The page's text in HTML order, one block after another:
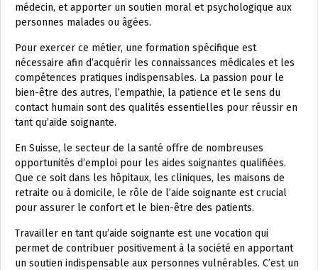
médecin, et apporter un soutien moral et psychologique aux
personnes malades ou âgées.
Pour exercer ce métier, une formation spécifique est
nécessaire afin d’acquérir les connaissances médicales et les
compétences pratiques indispensables. La passion pour le
bien-être des autres, l’empathie, la patience et le sens du
contact humain sont des qualités essentielles pour réussir en
tant qu’aide soignante.
En Suisse, le secteur de la santé offre de nombreuses
opportunités d’emploi pour les aides soignantes qualifiées.
Que ce soit dans les hôpitaux, les cliniques, les maisons de
retraite ou à domicile, le rôle de l’aide soignante est crucial
pour assurer le confort et le bien-être des patients.
Travailler en tant qu’aide soignante est une vocation qui
permet de contribuer positivement à la société en apportant
un soutien indispensable aux personnes vulnérables. C’est un